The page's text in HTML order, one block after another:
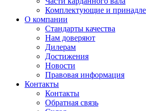
Комплектующие и
О компании
Стандарты качества
Нам доверяют
Дилерам
Достижения
Новости
Правовая информация
Контакты
Контакты
Обратная связь